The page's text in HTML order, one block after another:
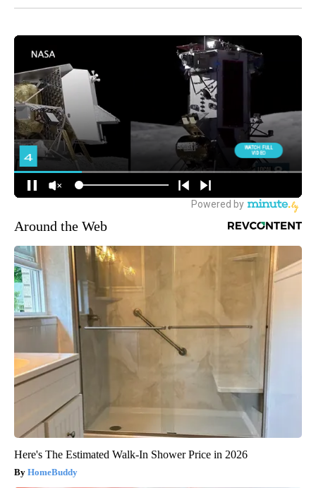
Around the Web
Here's The Estimated Walk-In Shower Price in 2026
HomeBuddy